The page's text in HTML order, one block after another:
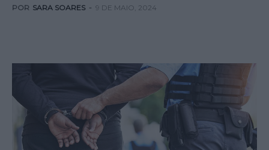
POR SARA SOARES - 9 DE MAIO, 2024